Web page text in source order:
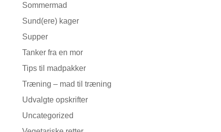
Sommermad
Sund(ere) kager
Supper
Tanker fra en mor
Tips til madpakker
Træning – mad til træning
Udvalgte opskrifter
Uncategorized